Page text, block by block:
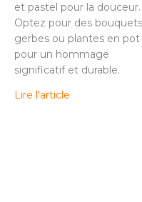
et pastel pour la douceur.
Optez pour des
gerbes ou plantes en pot
pour un hommage
significatif et durable.
Lire l'article